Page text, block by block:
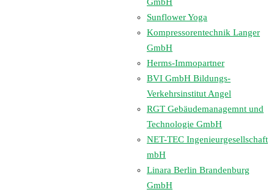
Sunflower Yoga
Kompressorentechnik Langer
GmbH
Herms-Immopartner
BVI GmbH Bildungs-
Verkehrsinstitut Angel
RGT Gebäudemanagemnt und
Technologie GmbH
NET-TEC Ingenieurgesellschaft
mbH
Linara Berlin Brandenburg
GmbH